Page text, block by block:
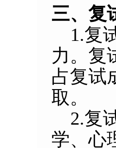
三、复
1.复
力。复
占复试
取。
2.复
学、心